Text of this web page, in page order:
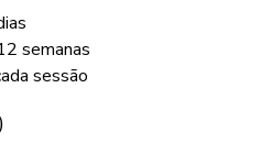
semanas
sessão